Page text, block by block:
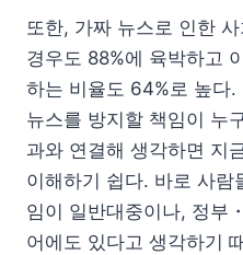
또한, 가짜 뉴스로 인한
경우도 88%에 육박하고
하는 비율도 64%로 높다.
뉴스를 방지할 책임이 누
과와 연결해 생각하면 지
이해하기 쉽다. 바로 사람
임이 일반대중이나, 정부
어에도 있다고 생각하기